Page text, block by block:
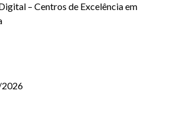
– Centros de Excelência em